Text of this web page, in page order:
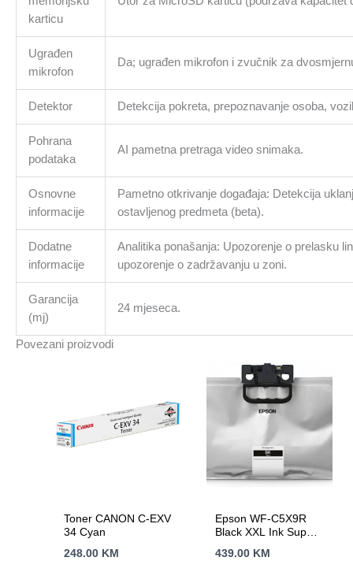
karticu
Ugrađen
mikrofon
Da; ugrađen mikrofon i zvučnik za
Detektor Detekcija pokreta, prepoznavanje osoba,
Pohrana
podataka
AI pametna pretraga video snimaka.
Osnovne
informacije
Pametno otkrivanje događaja: Detekcija
ostavljenog predmeta (beta).
Dodatne
informacije
Analitika ponašanja: Upozorenje o prelasku
upozorenje o zadržavanju u zoni.
Garancija
(mj)
24 mjeseca.
Povezani proizvodi
Toner CANON C-EXV
34 Cyan
248.00 KM
Epson WF-C5X9R
Black XXL Ink Supply
439.00 KM